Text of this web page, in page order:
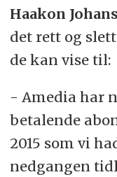
Haakon
det rett og
de kan vise til:
- Amedia har
betalende
2015 som vi
nedgangen